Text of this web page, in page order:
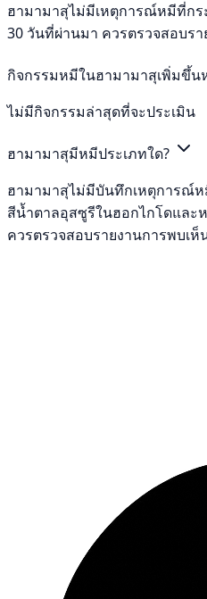
ฮามามาสุไม่มีเหตุการณ์หมีที่ก
30 วันที่ผ่านมา ควรตรวจสอบร
กิจกรรมหมีในฮามามาสุเพิ่มขึ้น
ไม่มีกิจกรรมล่าสุดที่จะประเมิน
ฮามามาสุมีหมีประเภทใด?
ฮามามาสุไม่มีบันทึกเหตุการณ์
สีน้ำตาลอุสซูรีในฮอกไกโดและ
ควรตรวจสอบรายงานการพบเ